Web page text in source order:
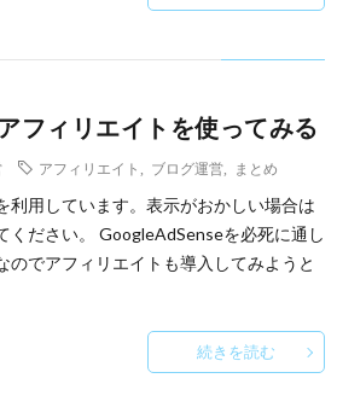
フィリエイトを使ってみる
アフィリエイト ブログ運営 まとめ
利用しています。表示がおかしい場合は
ください。 GoogleAdSenseを必死に通し
のでアフィリエイトも導入してみようと
続きを読む